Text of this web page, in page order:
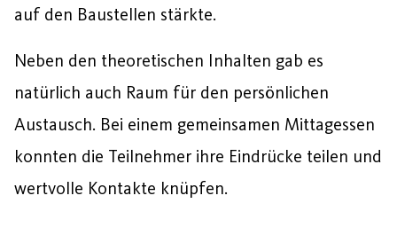
auf den Baustellen stärkte.
Neben den theoretischen Inhalten gab es
natürlich auch Raum für den persönlichen
Austausch. Bei einem gemeinsamen Mittagessen
konnten die Teilnehmer ihre Eindrücke teilen und
wertvolle Kontakte knüpfen.